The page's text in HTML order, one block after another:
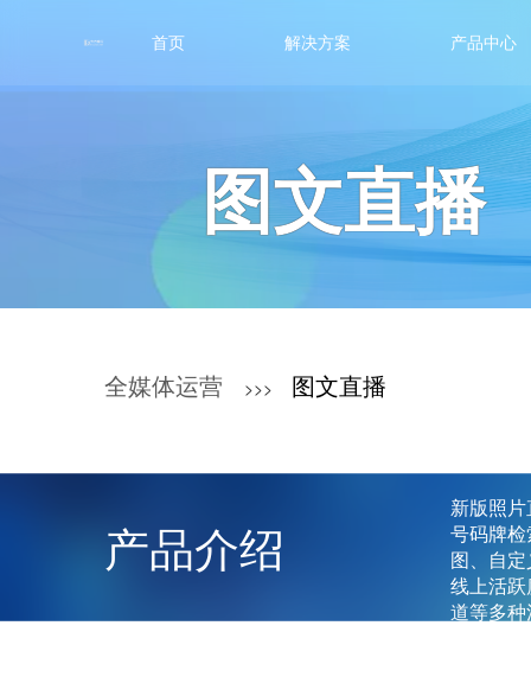
首页 解决方案 产品中心
图文直播
全媒体运营 >>> 图文直播
产品介绍
新版照
号码牌
图、自
线上活